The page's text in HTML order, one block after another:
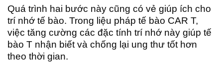
Quá trình hai bước này cũng có vẻ giúp ích cho
trí nhớ tế bào. Trong liệu pháp tế bào CAR T,
việc tăng cường các đặc tính trí nhớ này giúp tế
bào T nhận biết và chống lại ung thư tốt hơn
theo thời gian.